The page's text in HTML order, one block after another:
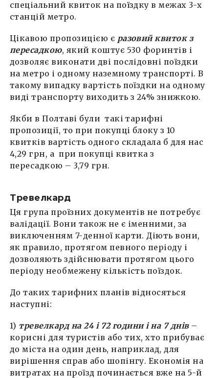
спеціальний квиток на поїздку в межах 3-х
станцій метро.
Цікавою пропозицією є разовий квиток з
пересадкою, який коштує 530 форинтів і
дозволяє виконати дві послідовні поїздки
на метро і одному наземному транспорті. В
такому випадку вартість поїздки на одному
виді транспорту виходить з 24% знижкою.
Якби в Полтаві були такі тарифні
пропозиції, то при покупці блоку з 10
квитків вартість одного складала б для нас
4,29 грн, а при покупці квитка з
пересадкою – 3,79 грн.
Тревелкард
Ця група проїзних документів не потребує
валідації. Вони також не є іменними, за
виключенням 7-денної карти. Діють вони,
як правило, протягом певного періоду і
дозволяють здійснювати протягом цього
періоду необмежену кількість поїздок.
До таких тарифних планів відносяться
наступні:
1) тревелкард на 24 і 72 години і на 7 днів–
корисні для туристів або тих, хто прибуває
до міста на один день, наприклад, для
вирішення справ або шопінгу. Економія на
витратах на проїзд починається вже на 5-й